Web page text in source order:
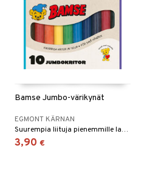
Bamse Jumbo-värikynät
EGMONT KÄRNAN
Suurempia liituja pienemmille lapsille.
3,90 €